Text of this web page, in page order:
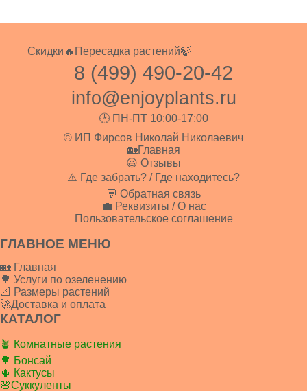
Скидки🔥 Пересадка растений🍃
8 (499) 490-20-42
info@enjoyplants.ru
🕑 ПН-ПТ 10:00-17:00
© ИП Фирсов Николай Николаевич
🏡Главная
😃 Отзывы
⚠️ Где забрать? / Где находитесь?
💬 Обратная связь
💼 Реквизиты / О нас
Пользовательское соглашение
ГЛАВНОЕ МЕНЮ
🏡 Главная
🌳 Услуги по озеленению
📐 Размеры растений
🚀Доставка и оплата
КАТАЛОГ
🪴 Комнатные растения
🌳 Бонсай
🌵 Кактусы
🌸Суккуленты